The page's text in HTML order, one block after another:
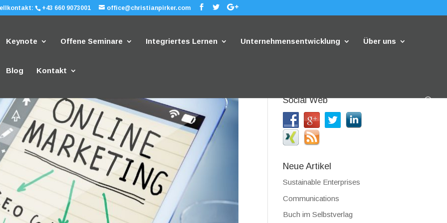
+43 660 9073001 office@christianpirker.com
Keynote Offene Seminare Integriertes Lernen Unternehmensentwicklung Über uns
Blog Kontakt
Social Web
Neue Artikel
Sustainable Enterprises
Communications
Buch im Selbstverlag